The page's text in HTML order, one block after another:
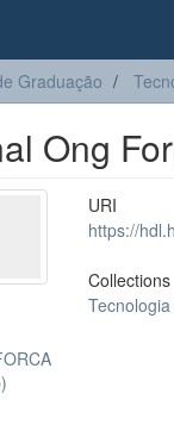
Graduação
Ong
URI
https://
Collections